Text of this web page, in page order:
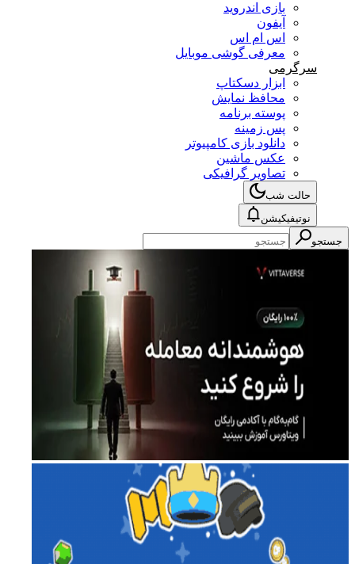
بازی اندروید
آیفون
اس ام اس
معرفی گوشی موبایل
سرگرمی
ابزار دسکتاپ
محافظ نمایش
پوسته برنامه
پس زمینه
دانلود بازی کامپیوتر
عکس ماشین
تصاویر گرافیکی
حالت شب
نوتیفیکیشن
جستجو